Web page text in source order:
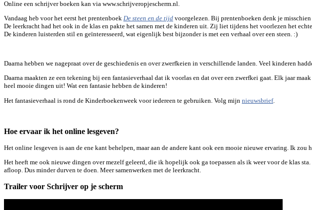
Online een schrijver boeken kan via www.schrijveropjescherm.nl.
Vandaag heb voor het eerst het prentenboek De steen en de tijd voorgelezen. Bij prentenboeken denk je
De leerkracht had het ook in de klas en pakte het samen met de kinderen uit. Zij liet tijdens het voorlezen het
De kinderen luisterden stil en geïnteresseerd, wat eigenlijk best bijzonder is met een verhaal over een steen. :)
Daarna hebben we nagepraat over de geschiedenis en over zwerfkeien in verschillende landen. Veel kinderen
Daarna maakten ze een tekening bij een fantasieverhaal dat ik voorlas en dat over een zwerfkei gaat. Elk jaar
heel mooie dingen uit! Wat een fantasie hebben de kinderen!
Het fantasieverhaal is rond de Kinderboekenweek voor iedereen te gebruiken. Volg mijn nieuwsbrief.
Hoe ervaar ik het online lesgeven?
Het online lesgeven is aan de ene kant behelpen, maar aan de andere kant ook een mooie nieuwe ervaring. Ik
Het heeft me ook nieuwe dingen over mezelf geleerd, die ik hopelijk ook ga toepassen als ik weer voor de klas
afloop. Dus minder durven te doen. Meer samenwerken met de leerkracht.
Trailer voor Schrijver op je scherm